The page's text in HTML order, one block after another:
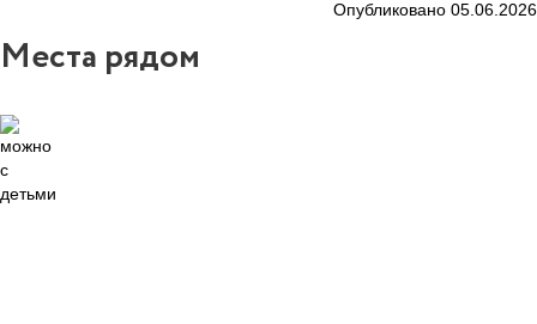
Опубликовано 05.06.2026
Места рядом